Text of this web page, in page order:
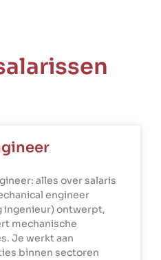
alles over salaris
engineer
ingenieur) ontwerpt,
mechanische
Je werkt aan
binnen sectoren